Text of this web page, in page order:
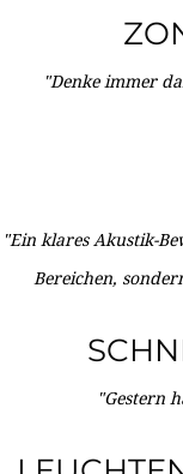
"Denke immer
"Ein klares Akustik-
Bereichen,
"Gestern